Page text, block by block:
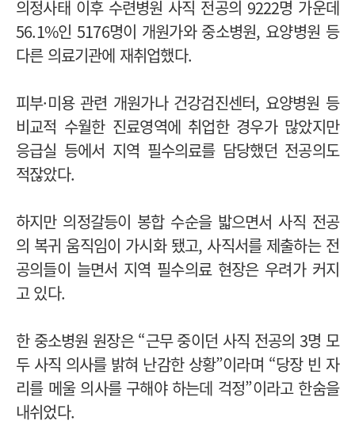
의정사태 이후 수련병원 사직 전공의 9222명 가운데
56.1%인 5176명이 개원가와 중소병원, 요양병원 등
다른 의료기관에 재취업했다.
피부·미용 관련 개원가나 건강검진센터, 요양병원 등
비교적 수월한 진료영역에 취업한 경우가 많았지만
응급실 등에서 지역 필수의료를 담당했던 전공의도
적잖았다.
하지만 의정갈등이 봉합 수순을 밟으면서 사직 전공
의 복귀 움직임이 가시화 됐고, 사직서를 제출하는 전
공의들이 늘면서 지역 필수의료 현장은 우려가 커지
고 있다.
한 중소병원 원장은 “근무 중이던 사직 전공의 3명 모
두 사직 의사를 밝혀 난감한 상황”이라며 “당장 빈 자
리를 메울 의사를 구해야 하는데 걱정”이라고 한숨을
내쉬었다.